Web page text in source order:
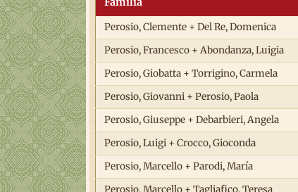
Perosio, Clemente + Del Re, Domenica
Perosio, Francesco + Abondanza, Luigia
Perosio, Giobatta + Torrigino, Carmela
Perosio, Giovanni + Perosio, Paola
Perosio, Giuseppe + Debarbieri, Angela
Perosio, Luigi + Crocco, Gioconda
Perosio, Marcello + Parodi, María
Perosio, Marcello + Tagliafico, Teresa